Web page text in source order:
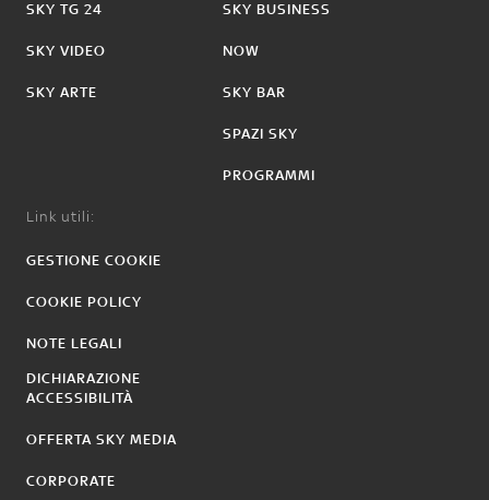
SKY TG 24
SKY VIDEO
SKY ARTE
SKY BUSINESS
NOW
SKY BAR
SPAZI SKY
PROGRAMMI
Link utili:
GESTIONE COOKIE
COOKIE POLICY
NOTE LEGALI
DICHIARAZIONE
ACCESSIBILITÀ
OFFERTA SKY MEDIA
CORPORATE